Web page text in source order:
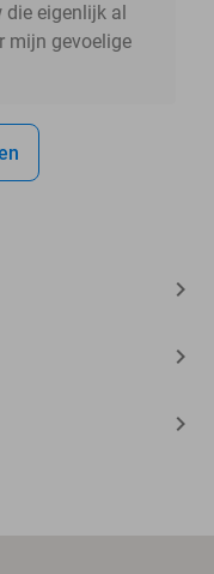
die eigenlijk al
mijn gevoelige